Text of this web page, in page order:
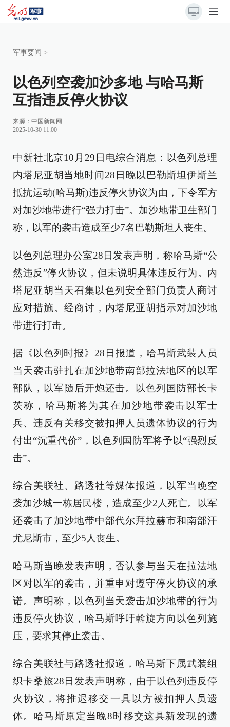
军事要闻 >
以色列空袭加沙多地 与哈马斯
互指违反停火协议
来源： 中国新闻网
2025-10-30 11:00
中新社北京10月29日电综合消息：以色列总理
内塔尼亚胡当地时间28日晚以巴勒斯坦伊斯兰
抵抗运动(哈马斯)违反停火协议为由，下令军方
对加沙地带进行“强力打击”。加沙地带卫生部门
称，以军的袭击造成至少7名巴勒斯坦人丧生。
以色列总理办公室28日发表声明，称哈马斯“公
然违反”停火协议，但未说明具体违反行为。内
塔尼亚胡当天召集以色列安全部门负责人商讨
应对措施。经商讨，内塔尼亚胡指示对加沙地
带进行打击。
据《以色列时报》28日报道，哈马斯武装人员
当天袭击驻扎在加沙地带南部拉法地区的以军
部队，以军随后开炮还击。以色列国防部长卡
茨称，哈马斯将为其在加沙地带袭击以军士
兵、违反有关移交被扣押人员遗体协议的行为
付出“沉重代价”，以色列国防军将予以“强烈反
击”。
综合美联社、路透社等媒体报道，以军当晚空
袭加沙城一栋居民楼，造成至少2人死亡。以军
还袭击了加沙地带中部代尔拜拉赫市和南部汗
尤尼斯市，至少5人丧生。
哈马斯当晚发表声明，否认参与当天在拉法地
区对以军的袭击，并重申对遵守停火协议的承
诺。声明称，以色列当天袭击加沙地带的行为
违反停火协议，哈马斯呼吁斡旋方向以色列施
压，要求其停止袭击。
综合美联社与路透社报道，哈马斯下属武装组
织卡桑旅28日发表声明称，由于以色列违反停
火协议，将推迟移交一具以方被扣押人员遗
体。哈马斯原定当晚8时移交这具新发现的遗